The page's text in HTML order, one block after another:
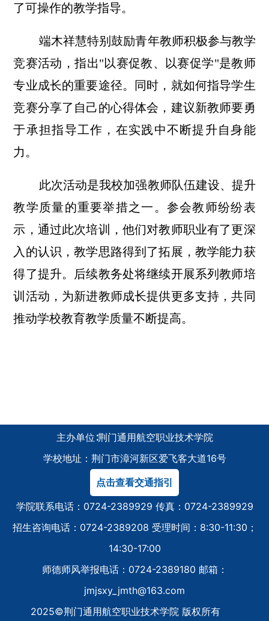
了可操作的教学指导。
端木祥慧特别鼓励青年教师积极参与教学
竞赛活动，指出"以赛促教、以赛促学"是教师
专业成长的重要途径。同时，就如何指导学生
竞赛分享了自己的心得体会，建议新教师要勇
于承担指导工作，在实践中不断提升自身能
力。
此次活动是我校加强教师队伍建设、提升
教学质量的重要举措之一。参会教师纷纷表
示，通过此次培训，他们对教师职业有了更深
入的认识，教学思路得到了拓展，教学能力获
得了提升。后续教务处将继续开展系列教师培
训活动，为新进教师成长提供更多支持，共同
推动学校教育教学质量不断提高。
主办单位∶荆门通用航空职业技术学院
学校地址：荆门市漳河新区爱飞客大道16号
点击查看交通指引
学院联系电话：0724-2389929 传真：0724-2389929
招生咨询电话：0724-2389208 受理时间：8:30-11:30；
14:30-17:00
师德师风举报电话：0724-2389180 邮箱：
jmjsxy_jmth@163.com
2025©荆门通用航空职业技术学院 版权所有